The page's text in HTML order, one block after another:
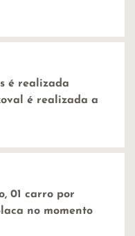
é realizada
é realizada a
01 carro por
no momento